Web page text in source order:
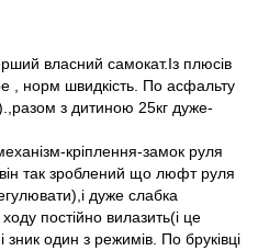
власний самокат.Із плюсів
, норм швидкість. По асфальту
з дитиною 25кг дуже-
кріплення-замок руля
так зроблений що люфт руля
дуже слабка
постійно вилазить(і це
один з режимів. По бруківці